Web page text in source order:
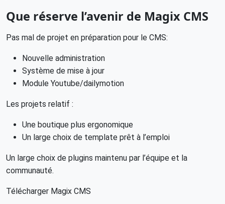
Que réserve l’avenir de Magix CMS
Pas mal de projet en préparation pour le CMS:
Nouvelle administration
Système de mise à jour
Module Youtube/dailymotion
Les projets relatif :
Une boutique plus ergonomique
Un large choix de template prêt à l’emploi
Un large choix de plugins maintenu par l’équipe et la
communauté.
Télécharger Magix CMS